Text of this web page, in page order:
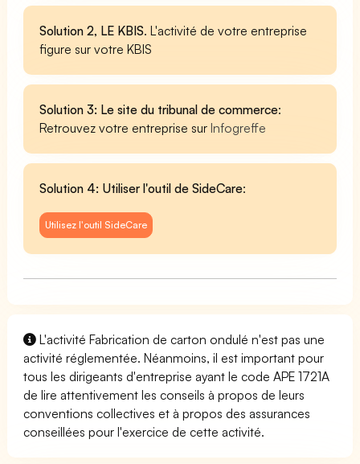
Solution 2, LE KBIS. L'activité de votre entreprise
figure sur votre KBIS
Solution 3: Le site du tribunal de commerce:
Retrouvez votre entreprise surInfogreffe
Solution 4: Utiliser l'outil de SideCare:
Utilisez l'outil SideCare
L'activité Fabrication de carton ondulé n'est pas une
activité réglementée. Néanmoins, il est important pour
tous les dirigeants d'entreprise ayant le code APE 1721A
de lire attentivement les conseils à propos de leurs
conventions collectives et à propos des assurances
conseillées pour l'exercice de cette activité.